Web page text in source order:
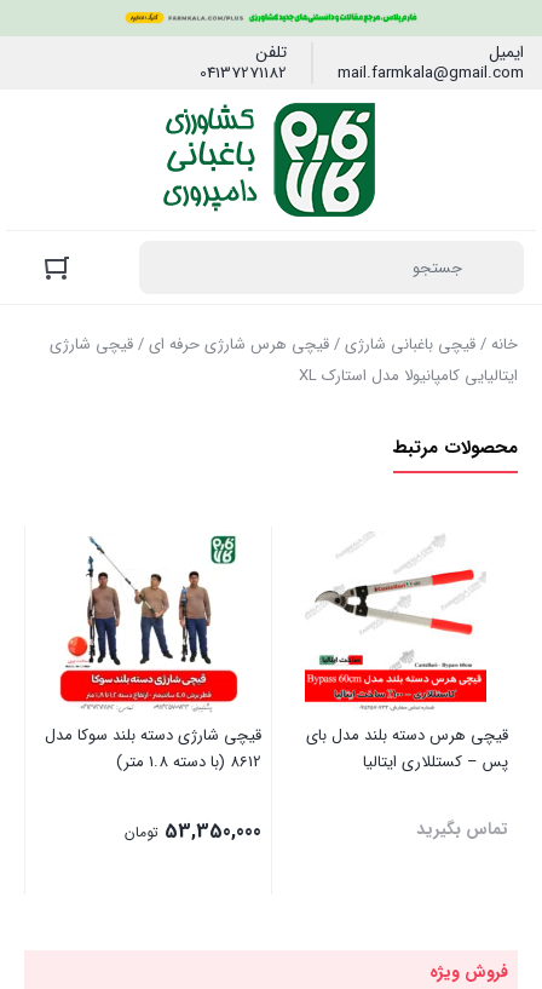
ایمیل
mail.farmkala@gmail.com
تلفن
04137271182
خانه/قیچی باغبانی شارژی/قیچی هرس شارژی حرفه ای/ قیچی شارژی
ایتالیایی کامپانیولا مدل استارک XL
محصولات مرتبط
قیچی هرس دسته بلند مدل بای
پس – کستللاری ایتالیا
تماس بگیرید
قیچی شارژی دسته بلند سوکا مدل
8612 (با دسته 1.8 متر)
53,350,000 تومان
فروش ویژه